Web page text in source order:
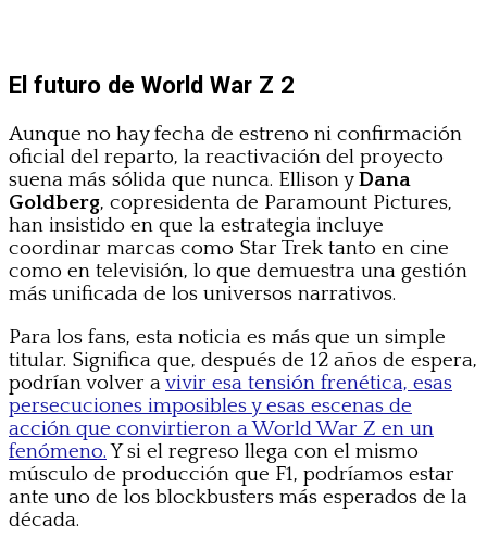
El futuro de World War Z 2
Aunque no hay fecha de estreno ni confirmación
oficial del reparto, la reactivación del proyecto
suena más sólida que nunca. Ellison yDana
Goldberg, copresidenta de Paramount Pictures,
han insistido en que la estrategia incluye
coordinar marcas como Star Trek tanto en cine
como en televisión, lo que demuestra una gestión
más unificada de los universos narrativos.
Para los fans, esta noticia es más que un simple
titular. Significa que, después de 12 años de espera,
podrían volver avivir esa tensión frenética, esas
persecuciones imposibles y esas escenas de
acción que convirtieron a World War Z en un
fenómeno.Y si el regreso llega con el mismo
músculo de producción que F1, podríamos estar
ante uno de los blockbusters más esperados de la
década.